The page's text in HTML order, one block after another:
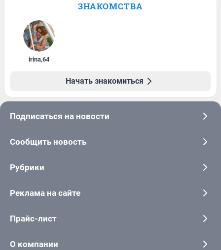
ЗНАКОМСТВА
irina,64
Начать знакомиться
Подписаться на новости
Сообщить новость
Рубрики
Реклама на сайте
Прайс-лист
О компании